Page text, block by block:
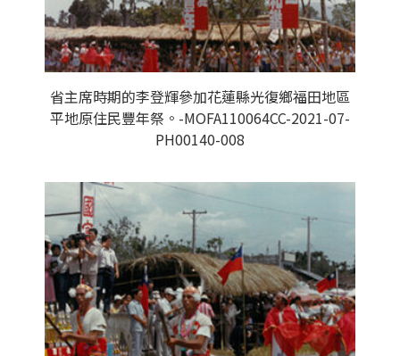
省主席時期的李登輝參加花蓮縣光復鄉福田地區
平地原住民豐年祭。-MOFA110064CC-2021-07-
PH00140-008